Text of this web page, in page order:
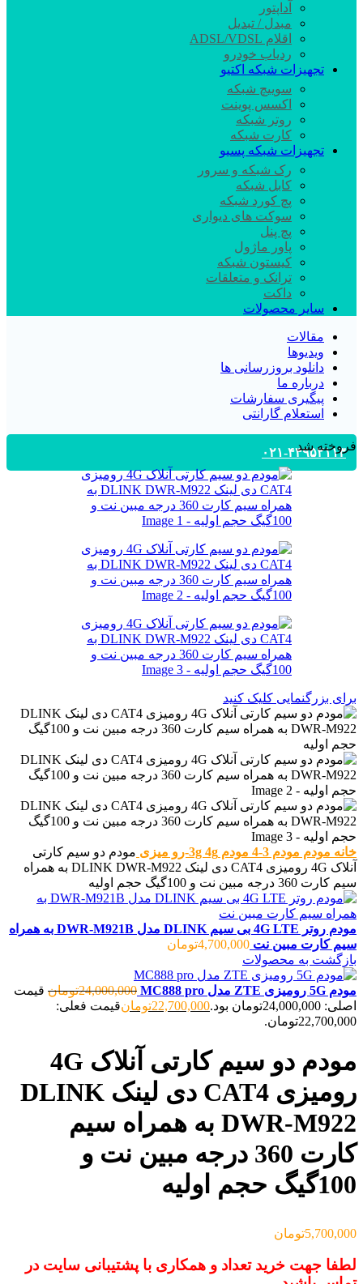
آداپتور
مبدل / تبدیل
اقلام ADSL/VDSL
ردیاب خودرو
تجهیزات شبکه اکتیو
سوییچ شبکه
اکسس پوینت
روتر شبکه
کارت شبکه
تجهیزات شبکه پسیو
رک شبکه و سرور
کابل شبکه
پچ کورد شبکه
سوکت های دیواری
پچ پنل
پاور ماژول
کیستون شبکه
ترانک و متعلقات
داکت
سایر محصولات
مقالات
ویدیوها
دانلود بروزرسانی ها
درباره ما
پیگیری سفارشات
استعلام گارانتی
۰۲۱-۴۴۹۵۲۱۱۳
فروخته شد
برای بزرگنمایی کلیک کنید
خانه مودم مودم 3-4 مودم 3g 4g-رو میزی
مودم دو سیم کارتی
آنلاک 4G رومیزی CAT4 دی لینک DLINK DWR-M922 به همراه
سیم کارت 360 درجه مبین نت و 100گیگ حجم اولیه
مودم روتر 4G LTE بی سیم DLINK مدل DWR-M921B به همراه
سیم کارت مبین نت 4,700,000تومان
بازگشت به محصولات
مودم 5G رومیزی ZTE مدل MC888 pro 24,000,000تومان قیمت
اصلی: 24,000,000تومان بود.
22,700,000تومانقیمت فعلی:
22,700,000تومان.
مودم دو سیم کارتی آنلاک 4G
رومیزی CAT4 دی لینک DLINK
DWR-M922 به همراه سیم
کارت 360 درجه مبین نت و
100گیگ حجم اولیه
5,700,000تومان
لطفا جهت خرید تعداد و همکاری با پشتیبانی سایت در